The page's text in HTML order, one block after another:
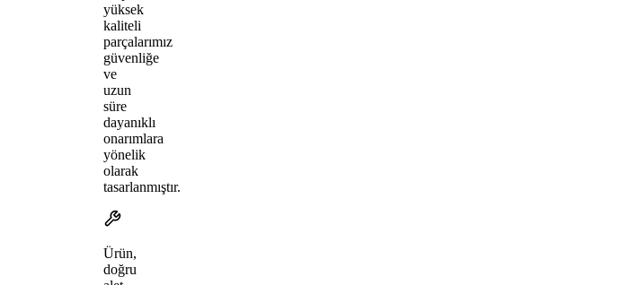
yüksek
kaliteli
parçalarımız
güvenliğe
ve
uzun
süre
dayanıklı
onarımlara
yönelik
olarak
tasarlanmıştır.
Ürün,
doğru